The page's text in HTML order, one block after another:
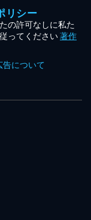
リシー
の許可なしに私た
ってください著作
告について